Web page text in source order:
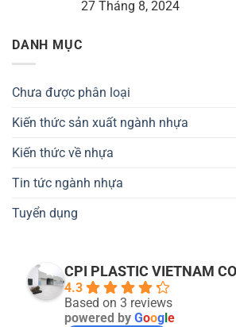
27 Tháng 8, 2024
DANH MỤC
Chưa được phân loại
Kiến thức sản xuất ngành nhựa
Kiến thức về nhựa
Tin tức ngành nhựa
Tuyển dụng
CPI PLASTIC VIETNAM
4.3
Based on 3 reviews
powered by Goog e